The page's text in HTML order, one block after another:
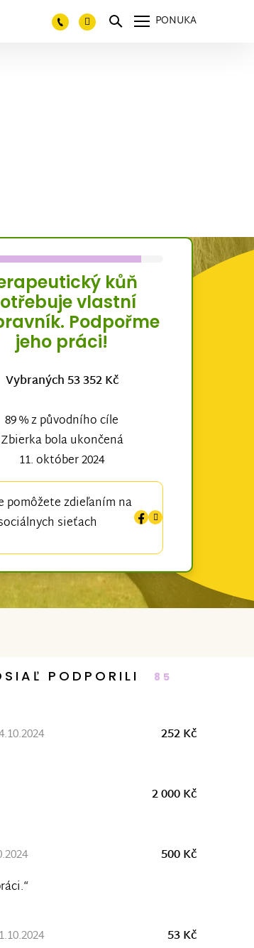
PONUKA
kůň
vlastní
Podpořme
jeho práci!
Vybraných 53 352 Kč
89 % z původního cíle
Zbierka bola ukončená
11. október 2024
pomôžete zdieľaním na
sieťach
PODPORILI 85
252 Kč
2 000 Kč
500 Kč
53 Kč